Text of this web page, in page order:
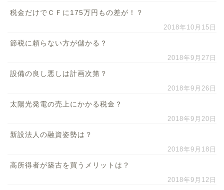
税金だけでＣＦに175万円もの差が！？
2018年10月15日
節税に頼らない方が儲かる？
2018年9月27日
設備の良し悪しは計画次第？
2018年9月26日
太陽光発電の売上にかかる税金？
2018年9月20日
新設法人の融資姿勢は？
2018年9月18日
高所得者が築古を買うメリットは？
2018年9月12日